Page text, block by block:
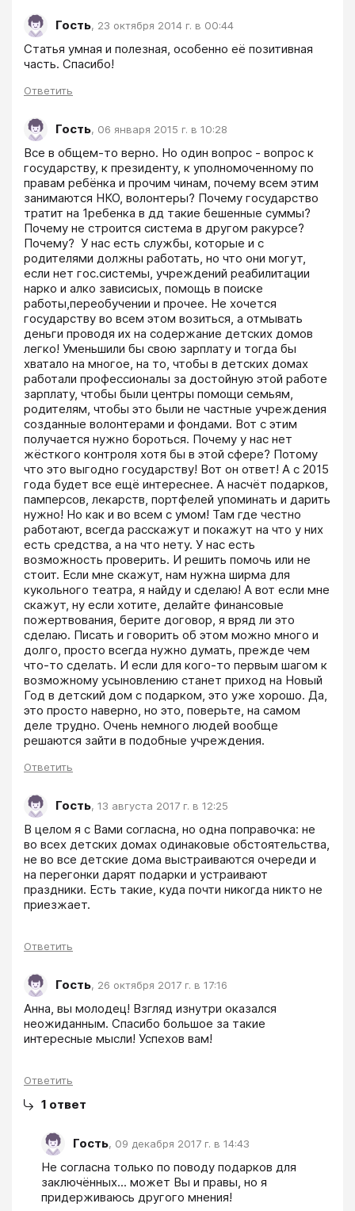
Гость, 23 октября 2014 г. в 00:44
Статья умная и полезная, особенно её позитивная
часть. Спасибо!
Ответить
Гость, 06 января 2015 г. в 10:28
Все в общем-то верно. Но один вопрос - вопрос к
государству, к президенту, к уполномоченному по
правам ребёнка и прочим чинам, почему всем этим
занимаются НКО, волонтеры? Почему государство
тратит на 1ребенка в дд такие бешенные суммы?
Почему не строится система в другом ракурсе?
Почему?  У нас есть службы, которые и с
родителями должны работать, но что они могут,
если нет гос.системы, учреждений реабилитации
нарко и алко зависисых, помощь в поиске
работы,переобучении и прочее. Не хочется
государству во всем этом возиться, а отмывать
деньги проводя их на содержание детских домов
легко! Уменьшили бы свою зарплату и тогда бы
хватало на многое, на то, чтобы в детских домах
работали профессионалы за достойную этой работе
зарплату, чтобы были центры помощи семьям,
родителям, чтобы это были не частные учреждения
созданные волонтерами и фондами. Вот с этим
получается нужно бороться. Почему у нас нет
жёсткого контроля хотя бы в этой сфере? Потому
что это выгодно государству! Вот он ответ! А с 2015
года будет все ещё интереснее. А насчёт подарков,
памперсов, лекарств, портфелей упоминать и дарить
нужно! Но как и во всем с умом! Там где честно
работают, всегда расскажут и покажут на что у них
есть средства, а на что нету. У нас есть
возможность проверить. И решить помочь или не
стоит. Если мне скажут, нам нужна ширма для
кукольного театра, я найду и сделаю! А вот если мне
скажут, ну если хотите, делайте финансовые
пожертвования, берите договор, я вряд ли это
сделаю. Писать и говорить об этом можно много и
долго, просто всегда нужно думать, прежде чем
что-то сделать. И если для кого-то первым шагом к
возможному усыновлению станет приход на Новый
Год в детский дом с подарком, это уже хорошо. Да,
это просто наверно, но это, поверьте, на самом
деле трудно. Очень немного людей вообще
решаются зайти в подобные учреждения.
Ответить
Гость, 13 августа 2017 г. в 12:25
В целом я с Вами согласна, но одна поправочка: не
во всех детских домах одинаковые обстоятельства,
не во все детские дома выстраиваются очереди и
на перегонки дарят подарки и устраивают
праздники. Есть такие, куда почти никогда никто не
приезжает.
Ответить
Гость, 26 октября 2017 г. в 17:16
Анна, вы молодец! Взгляд изнутри оказался
неожиданным. Спасибо большое за такие
интересные мысли! Успехов вам!
Ответить
1 ответ
Гость, 09 декабря 2017 г. в 14:43
Не согласна только по поводу подарков для
заключённых... может Вы и правы, но я
придерживаюсь другого мнения!